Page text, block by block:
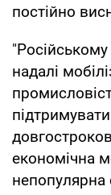
постійно
надалі
економічна
непопулярна